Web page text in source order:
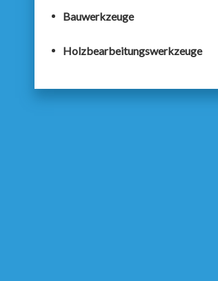
Bauwerkzeuge
Holzbearbeitungswerkzeuge